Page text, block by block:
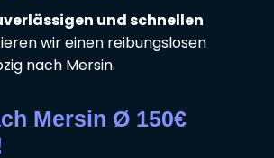
und schnellen
wir einen reibungslosen
nach Mersin.
Mersin Ø 150€